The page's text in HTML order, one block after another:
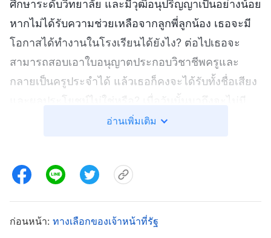
ศึกษาระดับวิทยาลัย และมีวุฒิอนุปริญญาเป็นอย่างน้อย
หากไม่ได้รับความช่วยเหลือจากลูกพี่ลูกน้อง เธอจะมี
โอกาสได้ทำงานในโรงเรียนได้ยังไง? ต่อไปเธอจะ
สามารถสอบเอาใบอนุญาตประกอบวิชาชีพครูและ
กลายเป็นครูประจำได้ แล้วเธอก็คงจะได้รับทั้งชื่อเสียง
ใครดูถูกเธออีกต่อไป พอคิดได้แบบนี้ อันหรานก็ตอบรับ
พอออกจากบ้านของลูกพี่ลูกน้อง อันหรานก็รู้สึก
โรงเรียนเอกชนหมายถึงการได้หยุดพักทุกๆ สอง
สัปดาห์เท่านั้น และแน่นอนว่าเธอจะไม่สามารถเข้า
อ่านเพิ่มเติม
ก่อนหน้า: ทางเลือกของเจ้าหน้าที่รัฐ